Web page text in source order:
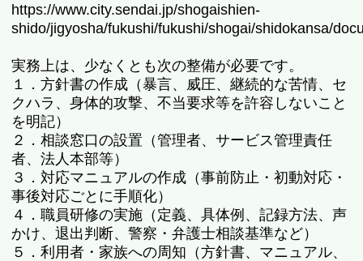
https://www.city.sendai.jp/shogaishien-
shido/jigyosha/fukushi/fukushi/shogai/shidokansa/
実務上は、少なくとも次の整備が必要です。
１．方針書の作成（暴言、威圧、継続的な苦情、セ
クハラ、身体的攻撃、不当要求等を許容しないこと
を明記）
２．相談窓口の設置（管理者、サービス管理責任
者、法人本部等）
３．対応マニュアルの作成（事前防止・初動対応・
事後対応ごとに手順化）
４．職員研修の実施（定義、具体例、記録方法、声
かけ、退出判断、警察・弁護士相談基準など）
５．利用者・家族への周知（方針書、マニュアル、